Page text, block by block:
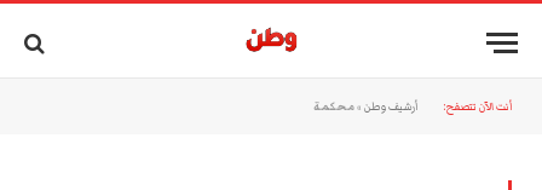
أنت الآن تتصفح: أرشيف وطن »محكمة